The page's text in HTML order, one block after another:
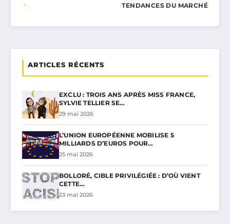
TENDANCES DU MARCHÉ
ARTICLES RÉCENTS
EXCLU : TROIS ANS APRÈS MISS FRANCE,
SYLVIE TELLIER SE…
29 mai 2026
L’UNION EUROPÉENNE MOBILISE 5
MILLIARDS D’EUROS POUR…
25 mai 2026
BOLLORÉ, CIBLE PRIVILÉGIÉE : D’OÙ VIENT
CETTE…
23 mai 2026